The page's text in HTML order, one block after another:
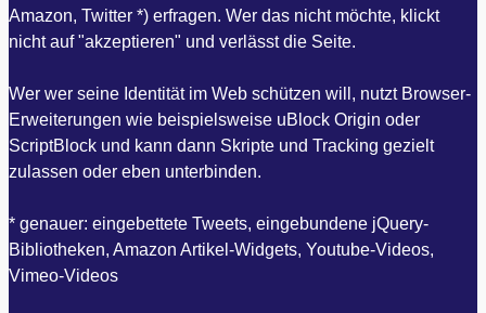
Amazon, Twitter *) erfragen. Wer das nicht möchte, klickt
nicht auf "akzeptieren" und verlässt die Seite.
Wer wer seine Identität im Web schützen will, nutzt Browser-
Erweiterungen wie beispielsweise uBlock Origin oder
ScriptBlock und kann dann Skripte und Tracking gezielt
zulassen oder eben unterbinden.
* genauer: eingebettete Tweets, eingebundene jQuery-
Bibliotheken, Amazon Artikel-Widgets, Youtube-Videos,
Vimeo-Videos